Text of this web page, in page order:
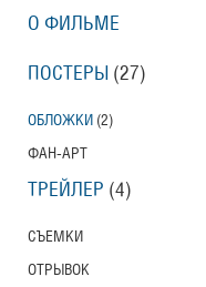
О ФИЛЬМЕ
ПОСТЕРЫ (27)
ОБЛОЖКИ (2)
ФАН-АРТ
ТРЕЙЛЕР (4)
СЪЕМКИ
ОТРЫВОК